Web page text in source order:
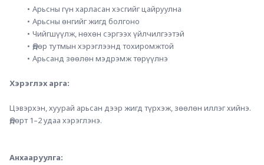
Арьсны гүн харласан хэсгийг цайруулна
Арьсны өнгийг жигд болгоно
Чийгшүүлж, нөхөн сэргээх үйлчилгээтэй
Өдөр тутмын хэрэглээнд тохиромжтой
Арьсанд зөөлөн мэдрэмж төрүүлнэ
Хэрэглэх арга:
Цэвэрхэн, хуурай арьсан дээр жигд түрхэж, зөөлөн иллэг хийнэ.
Өдөрт 1–2 удаа хэрэглэнэ.
Анхааруулга: